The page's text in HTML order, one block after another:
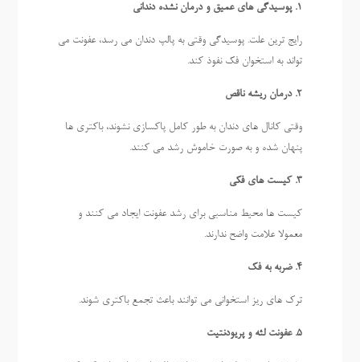
1. پوسیدگی های عمیق و درمان نشده دندانی
رایج ترین علت. پوسیدگی وقتی به پالپ دندان می رسد، عفونت می
تواند به استخوان فک نفوذ کند.
2. درمان ریشه ناقص
وقتی کانال های دندان به طور کامل پاکسازی نشوند، باکتری ها
پنهان شده و به صورت خاموش رشد می کنند.
3. کیست های فکی
کیست ها محیط مناسبی برای رشد عفونت ایجاد می کنند و
معمولا علامت واضح ندارند.
4. ضربه به فک
ترک های ریز استخوانی می توانند باعث تجمع باکتری شوند.
5. عفونت لثه و پریودنتیت